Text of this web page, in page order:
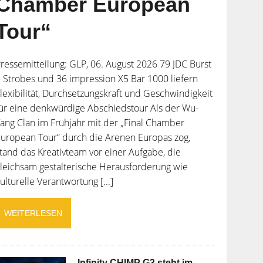
GLP, 06. August 2026 79 JDC Burst
Strobes und 36 impression X5 Bar 1000 liefern
Durchsetzungskraft und Geschwindigkeit
eine denkwürdige Abschiedstour Als der Wu-
Clan im Frühjahr mit der „Final Chamber
Tour“ durch die Arenen Europas zog,
das Kreativteam vor einer Aufgabe, die
gestalterische Herausforderung wie
Verantwortung [...]
WEITERLESEN